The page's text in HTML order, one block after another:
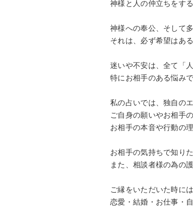
神様と人の仲立ちをす
神様への奉公、そして
それは、必ず希望はあ
迷いや不安は、全て「
特にお相手のある悩み
私の占いでは、独自の
ご自身の願いやお相手
お相手の本音や行動の
お相手の気持ちで知り
また、相談者様の為の
ご縁をいただいた時に
恋愛・結婚・お仕事・